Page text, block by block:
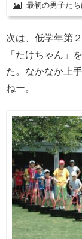
最初の男子た
次は、低学年第
「たけちゃん」
た。なかなか上
ねー。